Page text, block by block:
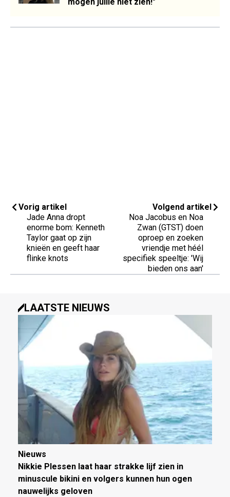
mogen jullie niet zien!"
Vorig artikel
Jade Anna dropt
enorme bom: Kenneth
Taylor gaat op zijn
knieën en geeft haar
flinke knots
Volgend artikel
Noa Jacobus en Noa
Zwan (GTST) doen
oproep en zoeken
vriendje met héél
specifiek speeltje: 'Wij
bieden ons aan'
LAATSTE NIEUWS
Nieuws
Nikkie Plessen laat haar strakke lijf zien in
minuscule bikini en volgers kunnen hun ogen
nauwelijks geloven